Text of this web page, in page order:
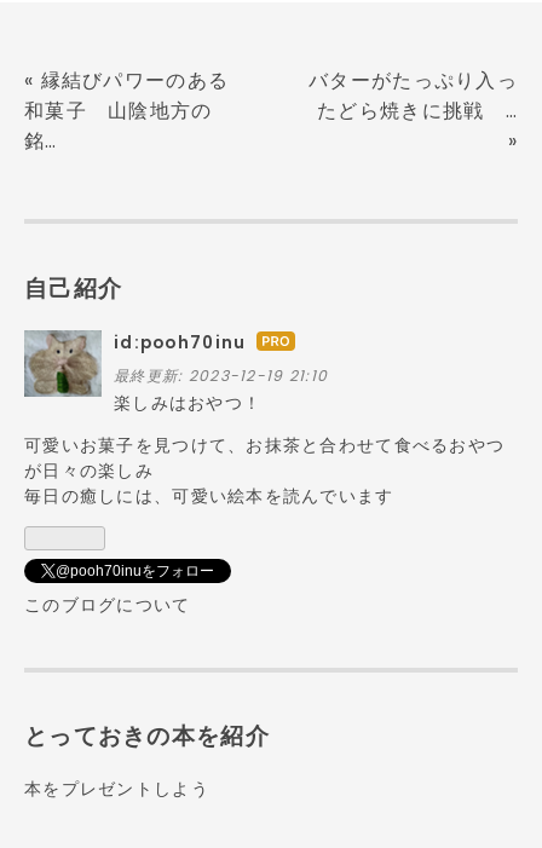
« 縁結びパワーのある
和菓子 山陰地方の
銘…
バターがたっぷり入っ
たどら焼きに挑戦 …
»
自己紹介
id:pooh70inu はて
なブ
最終更新: 2023-12-19 21:10
楽しみはおやつ！
可愛いお菓子を見つけて、お抹茶と合わせて食べるおやつ
が日々の楽しみ
毎日の癒しには、可愛い絵本を読んでいます
@pooh70inuをフォロー
このブログについて
とっておきの本を紹介
本をプレゼントしよう